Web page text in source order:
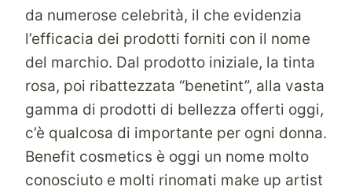
da numerose celebrità, il che evidenzia
l’efficacia dei prodotti forniti con il nome
del marchio. Dal prodotto iniziale, la tinta
rosa, poi ribattezzata “benetint”, alla vasta
gamma di prodotti di bellezza offerti oggi,
c’è qualcosa di importante per ogni donna.
Benefit cosmetics è oggi un nome molto
conosciuto e molti rinomati make up artist